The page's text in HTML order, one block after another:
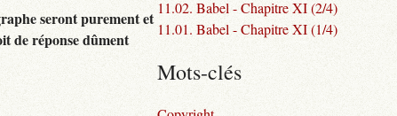
seront purement et
de réponse dûment
11.02. Babel - Chapitre XI (2/4)
11.01. Babel - Chapitre XI (1/4)
Mots-clés